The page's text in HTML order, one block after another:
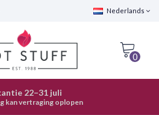
Nederlands
0
Verzending (24 uur)
22–31 juli
kan vertraging oplopen